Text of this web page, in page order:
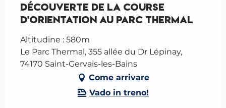
Découverte de la course
d'orientation au parc thermal
Altitudine : 580m
Le Parc Thermal, 355 allée du Dr Lépinay,
74170 Saint-Gervais-les-Bains
Come arrivare
Vado in treno!